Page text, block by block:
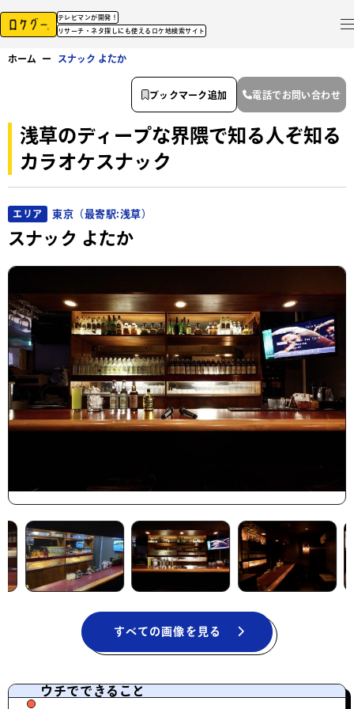
テレビマンが開発！
リサーチ・ネタ探しにも使えるロケ地検索サイト
ホーム ー スナック よたか
浅草のディープな界隈で知る人ぞ知る
カラオケスナック
エリア 東京（最寄駅:浅草）
スナック よたか
すべての画像を見る
ウチでできること
ブックマーク追加 電話でお問い合わせ